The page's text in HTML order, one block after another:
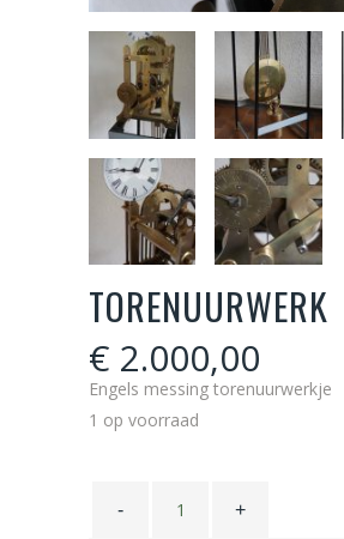
TORENUURWERK
€ 2.000,00
Engels messing torenuurwerkje
1 op voorraad
quantity